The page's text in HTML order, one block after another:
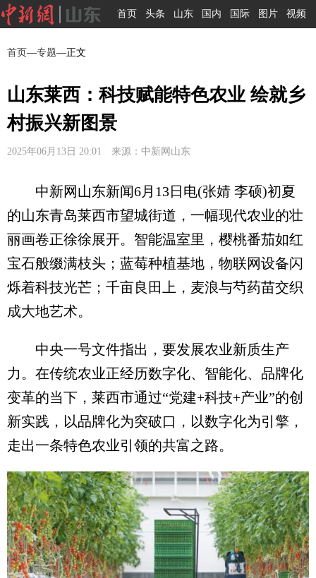
首页 头条 山东 国内 国际 图片 视频
首页—专题—正文
山东莱西：科技赋能特色农业 绘就乡
村振兴新图景
2025年06月13日 20:01 来源：中新网山东
中新网山东新闻6月13日电(张婧 李硕)初夏
的山东青岛莱西市望城街道，一幅现代农业的壮
丽画卷正徐徐展开。智能温室里，樱桃番茄如红
宝石般缀满枝头；蓝莓种植基地，物联网设备闪
烁着科技光芒；千亩良田上，麦浪与芍药苗交织
成大地艺术。
中央一号文件指出，要发展农业新质生产
力。在传统农业正经历数字化、智能化、品牌化
变革的当下，莱西市通过“党建+科技+产业”的创
新实践，以品牌化为突破口，以数字化为引擎，
走出一条特色农业引领的共富之路。